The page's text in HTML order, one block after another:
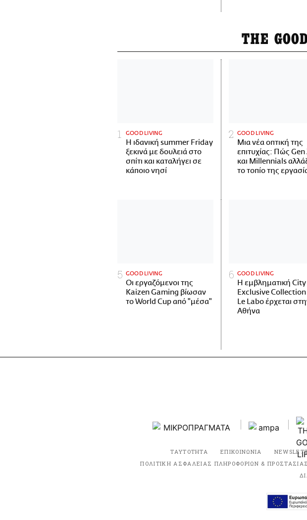
THE
GOOD LIVING
Η ιδανική summer Friday
ξεκινά με δουλειά στο
σπίτι και καταλήγει σε
κάποιο νησί
GOOD LIVING
Μια νέα οπτική της
επιτυχίας: Πώς Gen
και Millennials
το τοπίο της
GOOD LIVING
Οι εργαζόμενοι της
Kaizen Gaming βίωσαν
το World Cup από "μέσα"
GOOD LIVING
Η εμβληματική City
Exclusive Collection
Le Labo έρχεται
Αθήνα
ΤΑΥΤΟΤΗΤΑ ΕΠΙΚΟΙΝΩΝΙΑ
ΠΟΛΙΤΙΚΗ ΑΣΦΑΛΕΙΑΣ ΠΛΗΡΟΦΟΡΙΩΝ &